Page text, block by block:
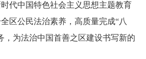
代中国特色社会主义思想主题教育
区公民法治素养，高质量完成“八
，为法治中国首善之区建设书写新的